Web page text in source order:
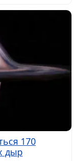
170
дыр